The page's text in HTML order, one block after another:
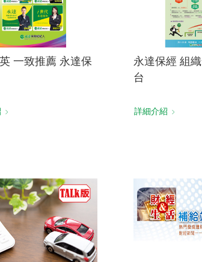
一致推薦 永達保
永達保經 組
台
詳細介紹